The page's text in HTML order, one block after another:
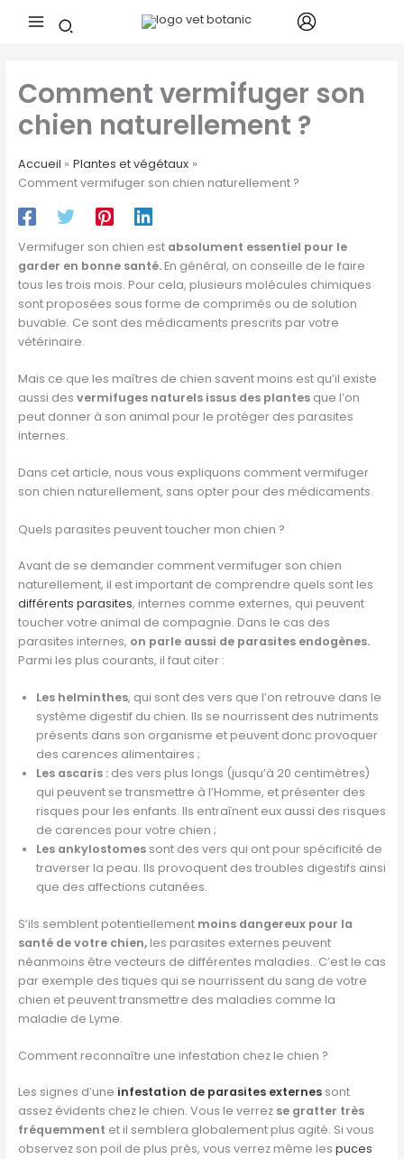
Comment vermifuger son
chien naturellement ?
Accueil
Plantes et végétaux
Comment vermifuger son chien naturellement ?
Vermifuger son chien est absolument essentiel pour le
garder en bonne santé.En général, on conseille de le faire
tous les trois mois. Pour cela, plusieurs molécules chimiques
sont proposées sous forme de comprimés ou de solution
buvable. Ce sont des médicaments prescrits par votre
vétérinaire.
Mais ce que les maîtres de chien savent moins est qu’il existe
aussi des vermifuges naturels issus des plantesque l’on
peut donner à son animal pour le protéger des parasites
internes.
Dans cet article, nous vous expliquons comment vermifuger
son chien naturellement, sans opter pour des médicaments.
Quels parasites peuvent toucher mon chien ?
Avant de se demander comment vermifuger son chien
naturellement, il est important de comprendre quels sont les
différents parasites, internes comme externes, qui peuvent
toucher votre animal de compagnie. Dans le cas des
parasites internes, on parle aussi de parasites endogènes.
Parmi les plus courants, il faut citer :
Les helminthes, qui sont des vers que l’on retrouve dans le
système digestif du chien. Ils se nourrissent des nutriments
présents dans son organisme et peuvent donc provoquer
des carences alimentaires ;
Les ascaris :des vers plus longs (jusqu’à 20 centimètres)
qui peuvent se transmettre à l’Homme, et présenter des
risques pour les enfants. Ils entraînent eux aussi des risques
de carences pour votre chien ;
Les ankylostomessont des vers qui ont pour spécificité de
traverser la peau. Ils provoquent des troubles digestifs ainsi
que des affections cutanées.
S’ils semblent potentiellement moins dangereux pour la
santé de votre chien,les parasites externes peuvent
néanmoins être vecteurs de différentes maladies.. C’est le cas
par exemple des tiques qui se nourrissent du sang de votre
chien et peuvent transmettre des maladies comme la
maladie de Lyme.
Comment reconnaître une infestation chez le chien ?
Les signes d’une infestation de parasites externes sont
assez évidents chez le chien. Vous le verrezse gratter très
fréquemment et il semblera globalement plus agité. Si vous
observez son poil de plus près, vous verrez même les puces